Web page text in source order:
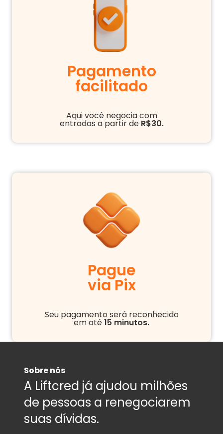
Pagamento
facilitado
Aqui você negocia com
entradas a partir de R$30.
Pague
via Pix
Seu pagamento será reconhecido
em até15 minutos.
Sobre nós
A Liftcred já ajudou milhões
de pessoas a renegociarem
suas dívidas.